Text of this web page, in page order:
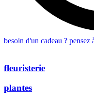
besoin d'un cadeau ? pensez
fleuristerie
plantes